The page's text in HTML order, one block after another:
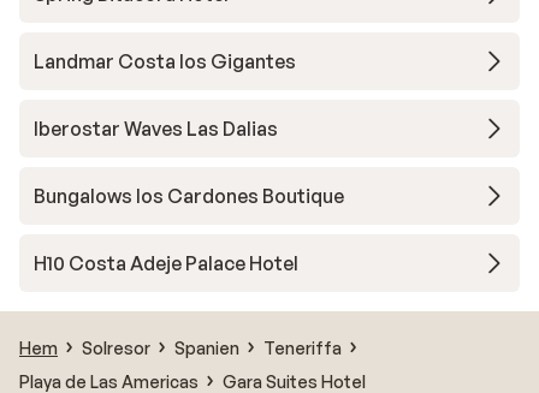
Landmar Costa los Gigantes
Iberostar Waves Las Dalias
Bungalows los Cardones Boutique
H10 Costa Adeje Palace Hotel
Hem Solresor Spanien
Teneriffa
Playa de Las Americas
Gara Suites Hotel